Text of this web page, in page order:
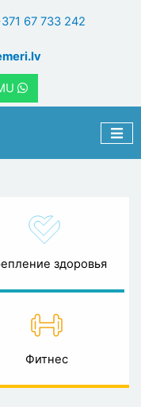
67 733 242
здоровья
Фитнес